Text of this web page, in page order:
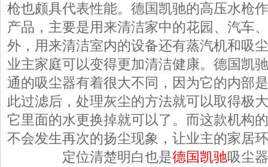
枪也颇具代表性能。德国凯驰的高压水枪
产品，主要是用来清洁家中的花园、汽车
外，用来清洁室内的设备还有蒸汽机和吸
业主家庭可以变得更加清洁健康。德国凯
通的吸尘器有着很大不同，因为它的内部
此过滤后，处理灰尘的方法就可以取得极
它里面的水更换掉就可以了。而这款机构
不会发生再次的扬尘现象，让业主的家居
定位清楚明白也是德国凯驰吸尘